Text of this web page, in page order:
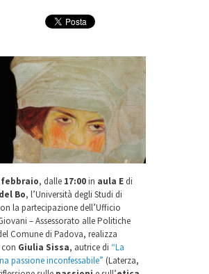
febbraio, dalle 17:00in aula Edi
Bo, l’Università degli Studi di
la partecipazione dell’Ufficio
– Assessorato alle Politiche
Comune di Padova, realizza
Giulia Sissa, autrice di “La
passione inconfessabile” (Laterza,